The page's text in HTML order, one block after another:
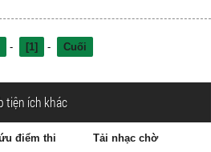
- [1] - Cuối
tiện ích khác
điểm thi Tải nhạc chờ